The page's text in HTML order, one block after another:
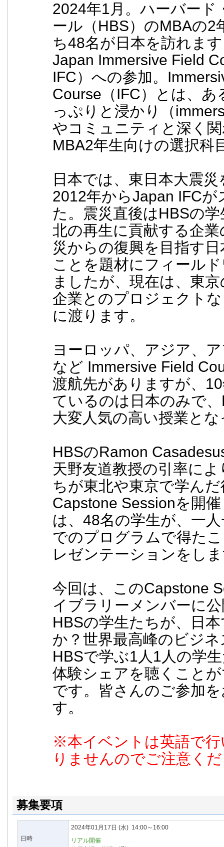
2024年1月。ハーバード
ール（HBS）のMBAの2
ち48名が日本を訪れま
Japan Immersive Field
IFC）への参加。
Course（IFC）とは、あ
っぷりと浸かり（
やコミュニティと深く
MBA2年生向けの選択
日本では、東日本大震
2012年からJapan IFC
た。震災直後はHBSの
北の再生に貢献する企
災からの復興を目指す
ことを題材にフィール
ましたが、現在は、東
企業とのプロジェクト
に渡ります。
ヨーロッパ、アジア、
など Immersive Field
渡航先がありますが、
ているのは日本のみで
大変人気の高い授業と
HBSのRamon
天野友道教授の引率に
ちが東北や東京で学ん
Capstone Sessionを開
は、48名の学生が、一
でのプログラムで得た
レゼンテーションをし
今回は、このCapstone
イブラリーメンバーに
HBSの学生たちが、日
か？世界最高峰のビジ
HBSで学ぶ1人1人の学
体験シェアを聴くこと
です。皆さんのご参加
す。
※本イベントは英語で
りませんのでご注意く
募集要項
日時
2024年01月17日 (水) 14:00～16:00
リアル開催